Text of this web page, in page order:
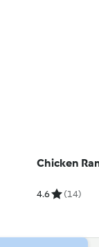
Chicken
4.6 (14)